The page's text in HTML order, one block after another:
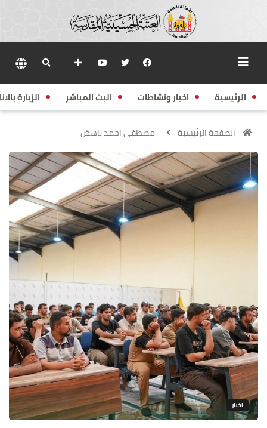
الرئيسية اخبار ونشاطات البث المباشر الزيارة
الصفحة الرئيسية مصطفى احمد باهض
اخبار